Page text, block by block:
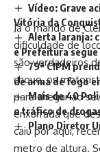
Vídeo: Grave
Vitória da
Alerta laranja:
e Prefeitura
79ª CIPM
de arma de fogo
Mais de 40
o tráfico de
Plano Diretor
Já o marido de
dificuldade de
são verdadeiros
chove, os
para chegar ao
enxurrada que
caiu por aqui,
metro de altura.